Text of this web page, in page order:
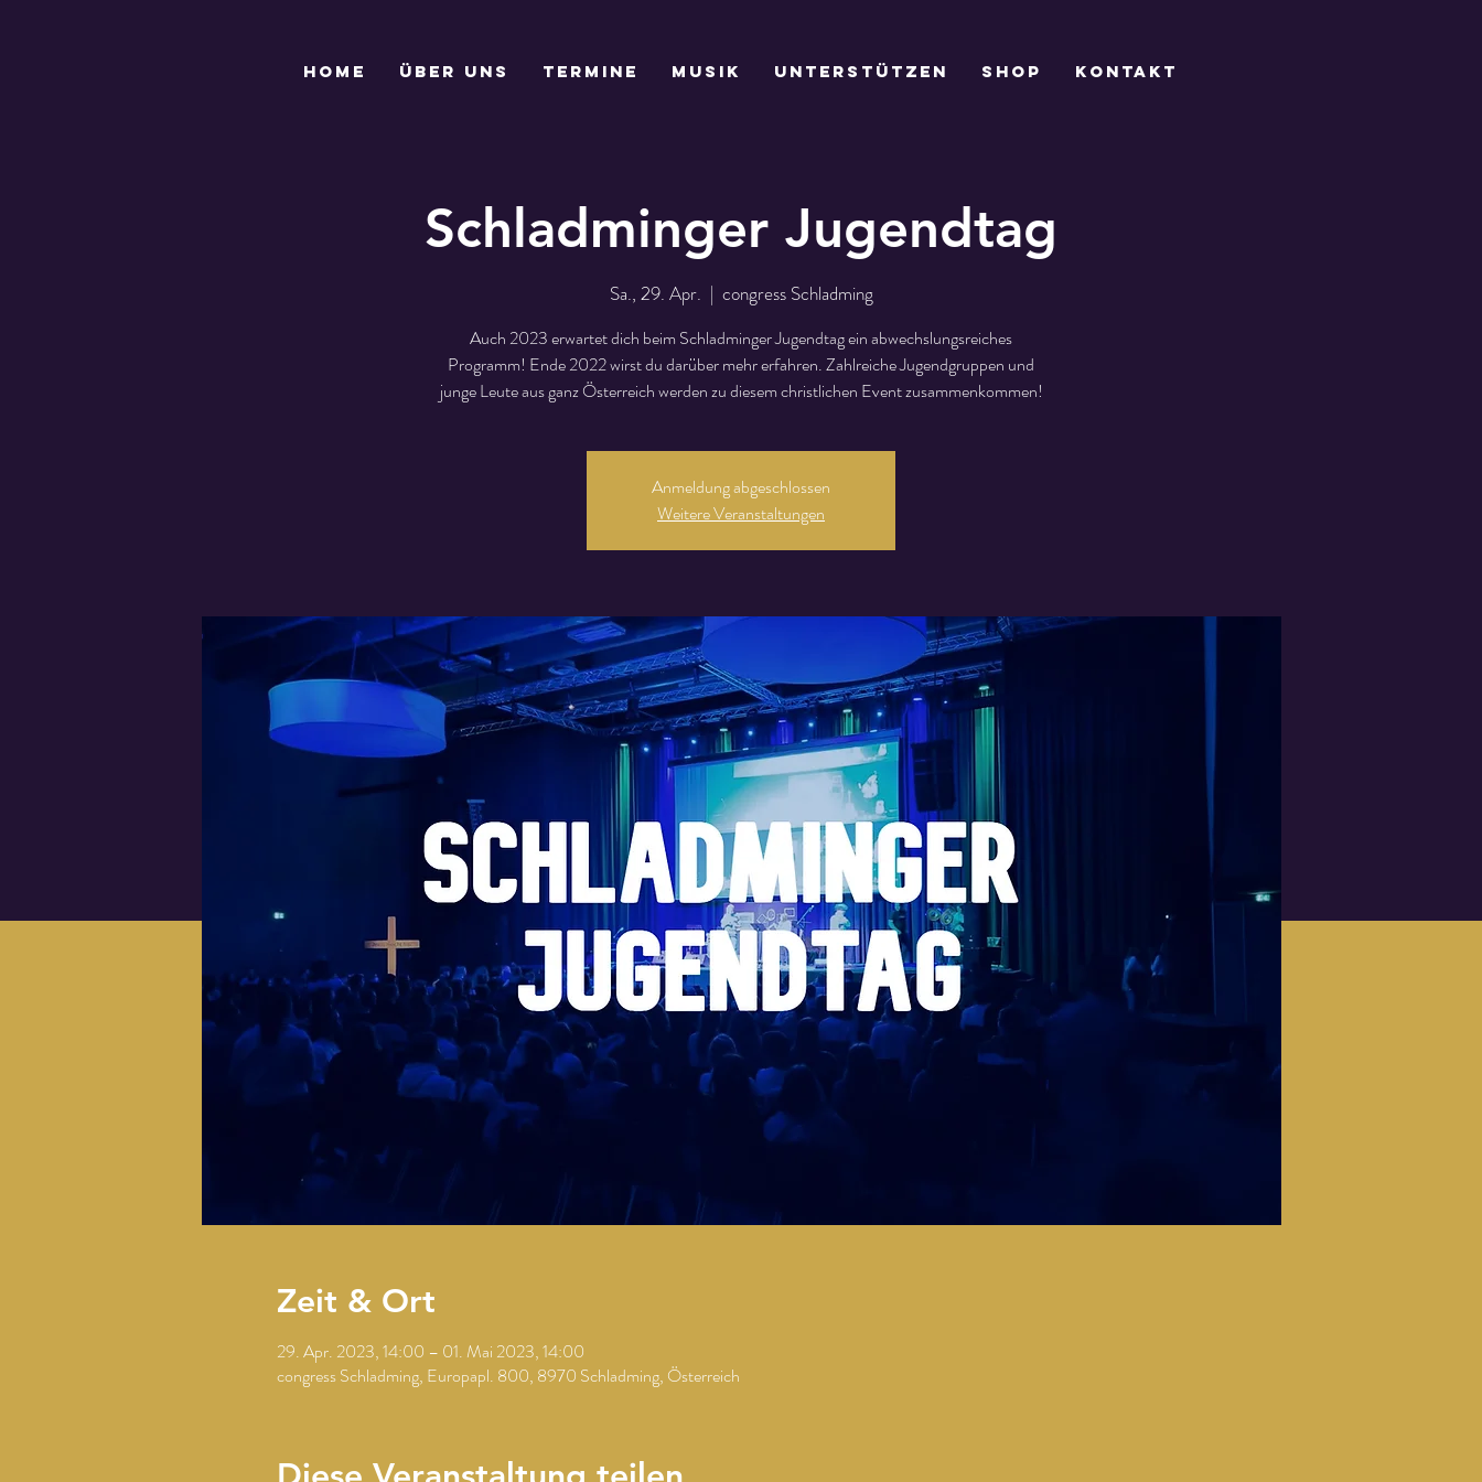
Home Über uns Termine Musik Unterstützen Shop Kontakt
Schladminger Jugendtag
Sa., 29. Apr.
  |
congress Schladming
Auch 2023 erwartet dich beim Schladminger Jugendtag ein abwechslungsreiches
Programm! Ende 2022 wirst du darüber mehr erfahren. Zahlreiche Jugendgruppen und
junge Leute aus ganz Österreich werden zu diesem christlichen Event zusammenkommen!
Anmeldung abgeschlossen
Weitere Veranstaltungen
Zeit & Ort
29. Apr. 2023, 14:00 – 01. Mai 2023, 14:00
congress Schladming, Europapl. 800, 8970 Schladming, Österreich